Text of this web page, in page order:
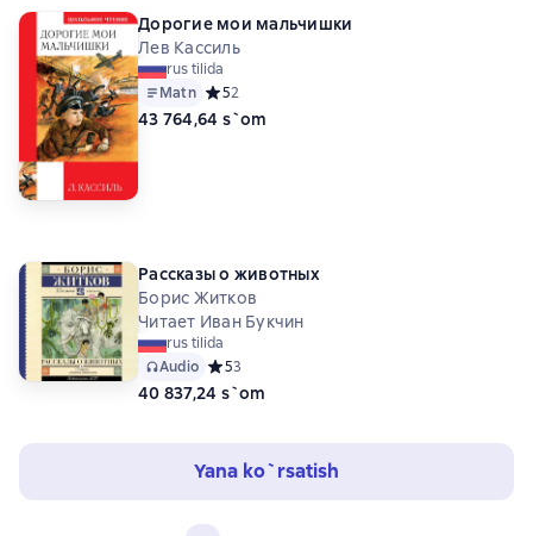
Дорогие мои мальчишки
Лев Кассиль
rus tilida
Matn Средний рейтинг 5 на основе 2 оценок
52
43 764,64 s`om
Рассказы о животных
Борис Житков
Читает Иван Букчин
rus tilida
Audio Средний рейтинг 5 на основе 3 оценок
53
40 837,24 s`om
Yana ko`rsatish